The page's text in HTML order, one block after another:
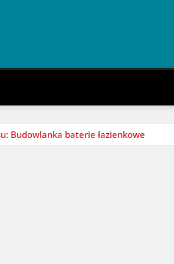
Budowlanka baterie łazienkowe